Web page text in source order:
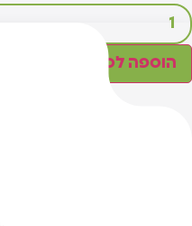
כמות
של
קוצץ
לחיצה
ידני
רב-שימושי
הוספה לסל